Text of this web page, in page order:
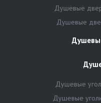
Душевые
Душевые
Душевые
Душевые